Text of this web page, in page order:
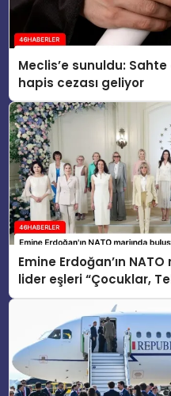
Meclis’e sunuldu:
hapis cezası geliyor
Emine Erdoğan’ın
lider eşleri “Çocuklar,
konusunu ele aldı